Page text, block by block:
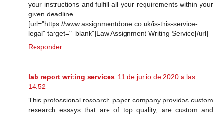
your instructions and fulfill all your requirements within your
given deadline.
[url="https://www.assignmentdone.co.uk/is-this-service-
legal" target="_blank"]Law Assignment Writing Service[/url]
Responder
lab report writing services 11 de junio de 2020 a las
14:52
This professional research paper company provides custom
research essays that are of top quality, are custom and